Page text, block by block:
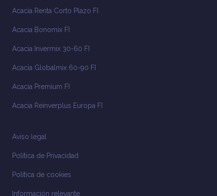
Acacia Renta Corto Plazo FI
Acacia Bonomix FI
Acacia Invermix 30-60 FI
Acacia Globalmix 60-90 FI
Acacia Premium FI
Acacia Reinverplus Europa FI
Aviso legal
Política de Privacidad
Política de cookies
Información relevante